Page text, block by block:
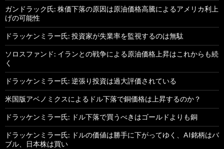
ガンドラック氏: 株価下落の原因は原油価格高騰によるアメリカ利上
げの可能性
ドラッケンミラー氏: 投資家が失業率を監視するのは無駄
ソロスファンド: イランとの戦争による原油価格上昇はこれからも続
く
ドラッケンミラー氏: 逆張り投資は過大評価されている
米国版アベノミクスによるドル下落で銅価格は上昇するのか？
ドラッケンミラー氏: ドル下落で買うべきはゴールドよりも銅
ドラッケンミラー氏: ドルの価値は勝手に下がってゆく、AI銘柄はバ
ブル、日本株は買い